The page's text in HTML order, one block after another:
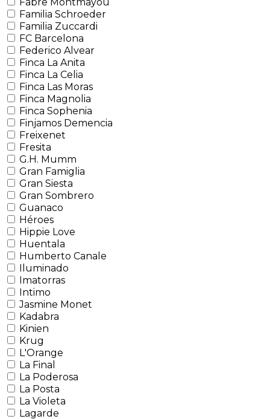
Familia Schroeder
Familia Zuccardi
FC Barcelona
Federico Alvear
Finca La Anita
Finca La Celia
Finca Las Moras
Finca Magnolia
Finca Sophenia
Finjamos Demencia
Freixenet
Fresita
G.H. Mumm
Gran Famiglia
Gran Siesta
Gran Sombrero
Guanaco
Héroes
Hippie Love
Huentala
Humberto Canale
Iluminado
Imatorras
Intimo
Jasmine Monet
Kadabra
Kinien
Krug
L'Orange
La Final
La Poderosa
La Posta
La Violeta
Lagarde